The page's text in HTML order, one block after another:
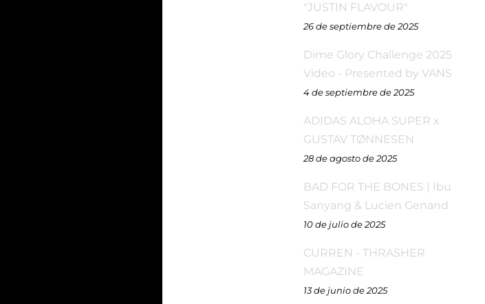
"JUSTIN FLAVOUR"
26 de septiembre de 2025
Dime Glory Challenge 2025
Video - Presented by VANS
4 de septiembre de 2025
ADIDAS ALOHA SUPER x
GUSTAV TØNNESEN
28 de agosto de 2025
BAD FOR THE BONES | Ibu
Sanyang & Lucien Genand
10 de julio de 2025
CURREN - THRASHER
MAGAZINE
13 de junio de 2025